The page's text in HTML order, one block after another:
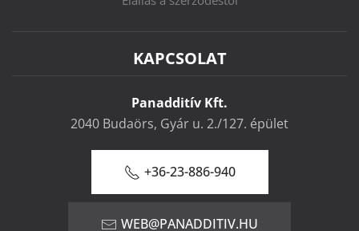
KAPCSOLAT
Panadditív Kft.
2040 Budaörs, Gyár u. 2./127. épület
+36-23-886-940
WEB@PANADDITIV.HU